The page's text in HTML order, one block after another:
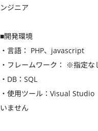
ンジニア
■開発環境
・言語： PHP、javascript
・フレームワーク： ※指定な
・DB：SQL
・使用ツール：Visual
いません